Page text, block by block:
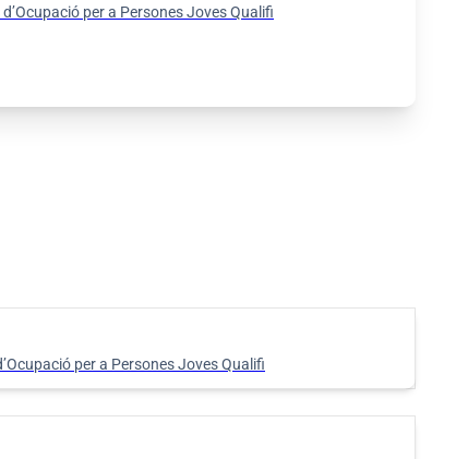
per a Persones Joves Qualifi
per a Persones Joves Qualifi